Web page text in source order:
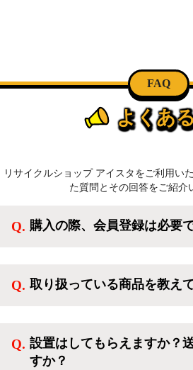
FAQ
よくあ
リサイクルショップ アイスタをご利用い
た質問とその回答をご紹介
購入の際、会員登録は必要
方、登録しなくてもカートに
取り扱っている商品を教え
活を応援するような家電セット
電、調理家電、生活家電まで、
設置はしてもらえますか？
すか？